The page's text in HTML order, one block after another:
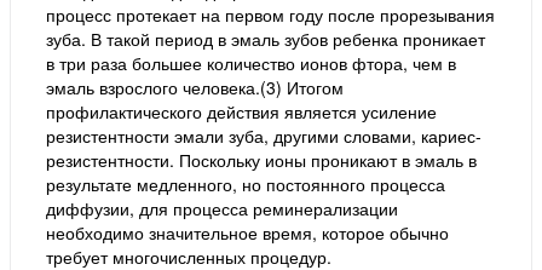
процесс протекает на первом году после прорезывания
зуба. В такой период в эмаль зубов ребенка проникает
в три раза большее количество ионов фтора, чем в
эмаль взрослого человека.(3) Итогом
профилактического действия является усиление
резистентности эмали зуба, другими словами, кариес-
резистентности. Поскольку ионы проникают в эмаль в
результате медленного, но постоянного процесса
диффузии, для процесса реминерализации
необходимо значительное время, которое обычно
требует многочисленных процедур.